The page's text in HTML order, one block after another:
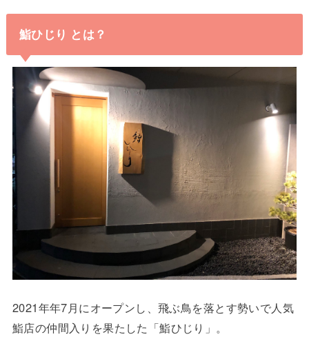
鮨ひじり とは？
2021年年7月にオープンし、飛ぶ鳥を落とす勢いで人気
鮨店の仲間入りを果たした「鮨ひじり」。